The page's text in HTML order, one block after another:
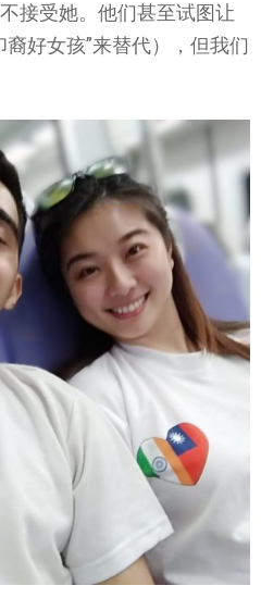
接受她。他们甚至试图让
好女孩”来替代），但我们